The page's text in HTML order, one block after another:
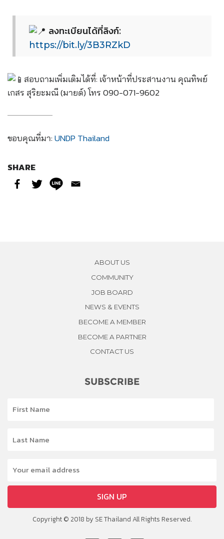
ลงทะเบียนได้ที่ลิงก์:
https://bit.ly/3B3RZkD
สอบถามเพิ่มเติมได้ที่: เจ้าหน้าที่ประสานงาน คุณทิพย์
เกสร สุริยะมณี (มายด์) โทร 090-071-9602
ขอบคุณที่มา:UNDP Thailand
SHARE
ABOUT US
COMMUNITY
JOB BOARD
NEWS & EVENTS
BECOME A MEMBER
BECOME A PARTNER
CONTACT US
SUBSCRIBE
SIGN UP
Copyright © 2018 by SE Thailand All Rights Reserved.